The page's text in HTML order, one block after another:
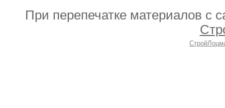
При перепечатке материалов с